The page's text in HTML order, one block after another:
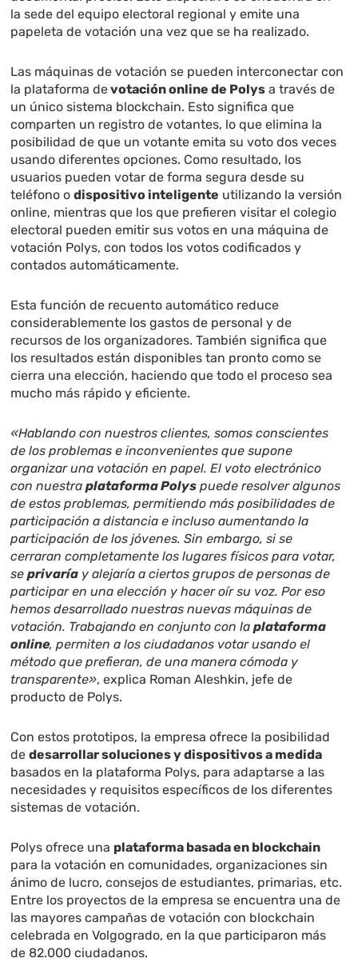
la sede del equipo electoral regional y emite una
papeleta de votación una vez que se ha realizado.
Las máquinas de votación se pueden interconectar con
la plataforma devotación online de Polys a través de
un único sistema blockchain. Esto significa que
comparten un registro de votantes, lo que elimina la
posibilidad de que un votante emita su voto dos veces
usando diferentes opciones. Como resultado, los
usuarios pueden votar de forma segura desde su
teléfono odispositivo inteligente utilizando la versión
online, mientras que los que prefieren visitar el colegio
electoral pueden emitir sus votos en una máquina de
votación Polys, con todos los votos codificados y
contados automáticamente.
Esta función de recuento automático reduce
considerablemente los gastos de personal y de
recursos de los organizadores. También significa que
los resultados están disponibles tan pronto como se
cierra una elección, haciendo que todo el proceso sea
mucho más rápido y eficiente.
«Hablando con nuestros clientes, somos conscientes
de los problemas e inconvenientes que supone
organizar una votación en papel. El voto electrónico
con nuestraplataforma Polys puede resolver algunos
de estos problemas, permitiendo más posibilidades de
participación a distancia e incluso aumentando la
participación de los jóvenes. Sin embargo, si se
cerraran completamente los lugares físicos para votar,
seprivaría y alejaría a ciertos grupos de personas de
participar en una elección y hacer oír su voz. Por eso
hemos desarrollado nuestras nuevas máquinas de
votación. Trabajando en conjunto con laplataforma
online, permiten a los ciudadanos votar usando el
método que prefieran, de una manera cómoda y
transparente», explica Roman Aleshkin, jefe de
producto de Polys.
Con estos prototipos, la empresa ofrece la posibilidad
dedesarrollar soluciones y dispositivos a medida
basados en la plataforma Polys, para adaptarse a las
necesidades y requisitos específicos de los diferentes
sistemas de votación.
Polys ofrece una plataforma basada en blockchain
para la votación en comunidades, organizaciones sin
ánimo de lucro, consejos de estudiantes, primarias, etc.
Entre los proyectos de la empresa se encuentra una de
las mayores campañas de votación con blockchain
celebrada en Volgogrado, en la que participaron más
de 82.000 ciudadanos.